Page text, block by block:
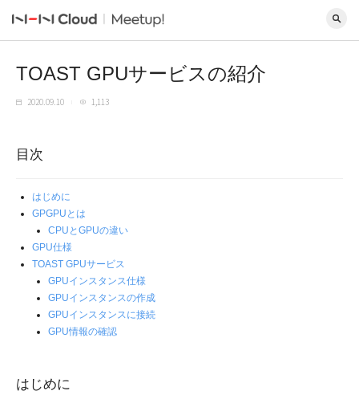
TOAST GPUサービスの紹介
2020.09.10 1,113
目次
はじめに
GPGPUとは
CPUとGPUの違い
GPU仕様
TOAST GPUサービス
GPUインスタンス仕様
GPUインスタンスの作成
GPUインスタンスに接続
GPU情報の確認
はじめに